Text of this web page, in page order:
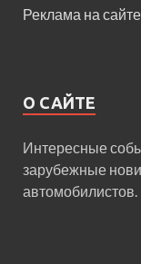
Реклама на сайте
О САЙТЕ
Интересные
зарубежные
автомобилистов.